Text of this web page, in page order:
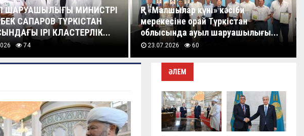
ШАРУАШЫЛЫҒЫ МИНИСТРІ
САПАРОВ ТҮРКІСТАН
ІРІ КЛАСТЕРЛІК...
74
ҚР «Малшылар күні» кәсіби
мерекесіне орай Түркістан
облысында ауыл шаруашылығы...
23.07.2026 60
ӘЛЕМ